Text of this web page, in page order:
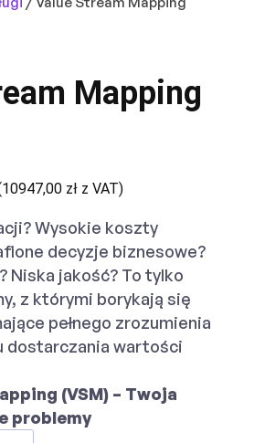
Mapping
10947,00 zł z VAT)
Wysokie koszty
decyzje biznesowe?
Niska jakość? To tylko
z którymi borykają się
pełnego zrozumienia
dostarczania wartości
(VSM) – Twoja
problemy